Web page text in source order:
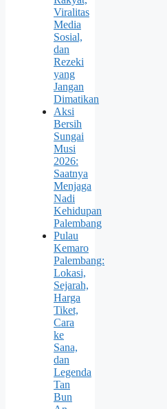
Viralitas
Media
Sosial,
dan
Rezeki
yang
Jangan
Dimatikan
Aksi
Bersih
Sungai
Musi
2026:
Saatnya
Menjaga
Nadi
Kehidupan
Palembang
Pulau
Kemaro
Palembang:
Lokasi,
Sejarah,
Harga
Tiket,
Cara
ke
Sana,
dan
Legenda
Tan
Bun